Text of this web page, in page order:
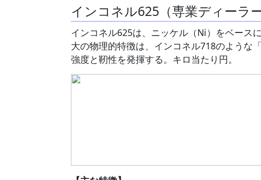
インコネル625（専業ディーラ
インコネル625は、ニッケル（Ni）をベース
大の物理的特徴は、インコネル718のような
強度と靭性を発揮する。キロ当たり円。